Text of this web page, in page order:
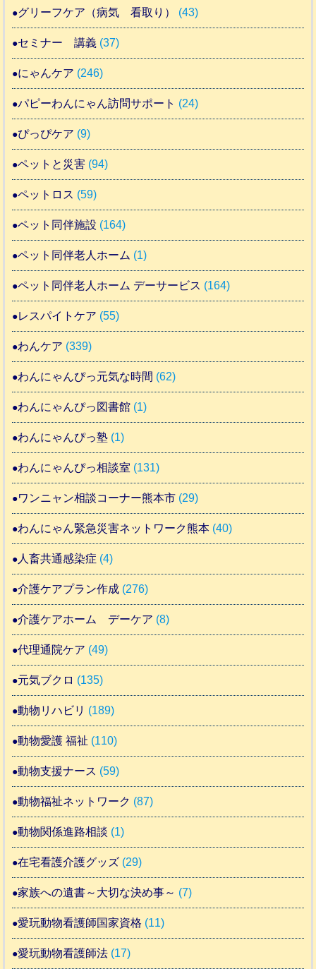
グリーフケア（病気 看取り） (43)
セミナー 講義 (37)
にゃんケア (246)
パピーわんにゃん訪問サポート (24)
ぴっぴケア (9)
ペットと災害 (94)
ペットロス (59)
ペット同伴施設 (164)
ペット同伴老人ホーム (1)
ペット同伴老人ホーム デーサービス (164)
レスパイトケア (55)
わんケア (339)
わんにゃんぴっ元気な時間 (62)
わんにゃんぴっ図書館 (1)
わんにゃんぴっ塾 (1)
わんにゃんぴっ相談室 (131)
ワンニャン相談コーナー熊本市 (29)
わんにゃん緊急災害ネットワーク熊本 (40)
人畜共通感染症 (4)
介護ケアプラン作成 (276)
介護ケアホーム デーケア (8)
代理通院ケア (49)
元気ブクロ (135)
動物リハビリ (189)
動物愛護 福祉 (110)
動物支援ナース (59)
動物福祉ネットワーク (87)
動物関係進路相談 (1)
在宅看護介護グッズ (29)
家族への遺書～大切な決め事～ (7)
愛玩動物看護師国家資格 (11)
愛玩動物看護師法 (17)